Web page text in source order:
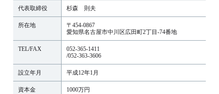
代表取締役 杉森 則夫
所在地
〒454-0867
愛知県名古屋市中川区広田町2丁目-74番地
TEL/FAX
052-365-1411
/052-363-3606
設立年月 平成12年1月
資本金 1000万円